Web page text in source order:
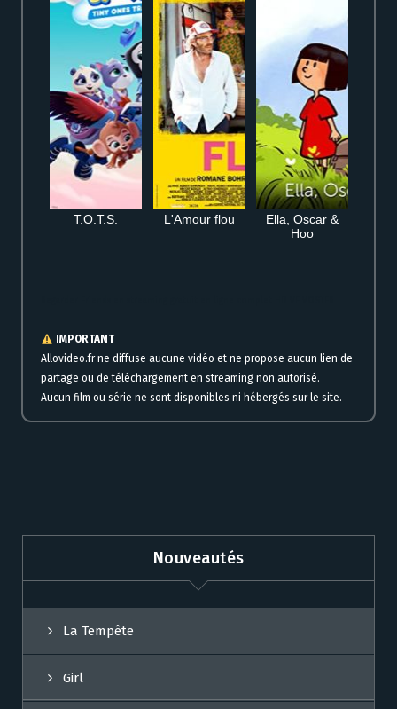
T.O.T.S. L'Amour flou
Ella, Oscar &
Hoo
IMPORTANT
Allovideo.fr ne diffuse aucune vidéo et ne propose aucun lien de
partage ou de téléchargement en streaming non autorisé.
Aucun film ou série ne sont disponibles ni hébergés sur le site.
Nouveautés
La Tempête
Girl